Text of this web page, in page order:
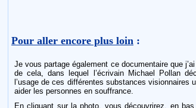
Pour aller encore plus loin :
Je vous partage également ce documentaire que
de cela, dans lequel l’écrivain Michael Pollan
l’usage de ces différentes substances visionnaires
aider les personnes en souffrance.
En cliquant sur la photo, vous découvrirez, en